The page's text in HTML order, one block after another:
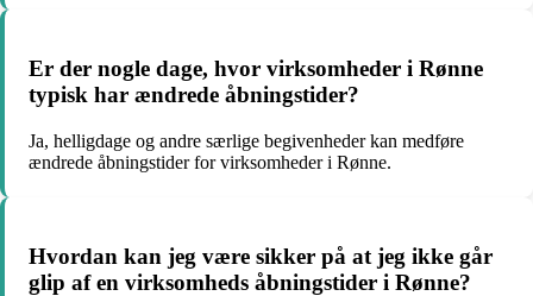
Er der nogle dage, hvor virksomheder i Rønne
typisk har ændrede åbningstider?
Ja, helligdage og andre særlige begivenheder kan medføre
ændrede åbningstider for virksomheder i Rønne.
Hvordan kan jeg være sikker på at jeg ikke går
glip af en virksomheds åbningstider i Rønne?